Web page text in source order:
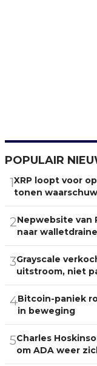
POPULAIR
1XRP loopt voor
tonen
2Nepwebsite van
naar
3Grayscale
uitstroom, niet
4Bitcoin-paniek
in beweging
5Charles
om ADA weer